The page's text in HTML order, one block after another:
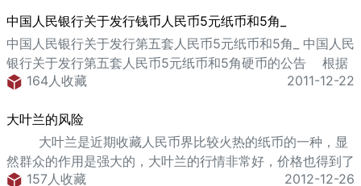
在未来的时间里，还有很大的升值空间，
这其中还不包含那些连体钞、
告，自1999年10月1日起在全国陆续发行第五版币100元券。
1999年10月1日，时任中国人民银行货币金银局局长唐双宁签
署证明书,授权康银阁
中国人民银行关于发行钱币人民币5元纸币和5角_
中国人民银行关于发行第五套人民币5元纸币和5角_ 中国人民
银行关于发行第五套人民币5元纸币和5角硬币的公告 根据
1999年6月30日中华人民共和国第268号国务院令，中国人
纸币和5角硬币。 一、第五套人民币5元纸币主要特征
164人收藏 2011-12-22
大叶兰的风险
大叶兰是近期收藏人民币界比较火热的纸币的一种，显
然群众的作用是强大的，大叶兰的行情非常好，价格也得到了
大幅度的上涨。大叶兰是一种新的纸币，所以在它的问世之后
157人收藏 2012-12-26